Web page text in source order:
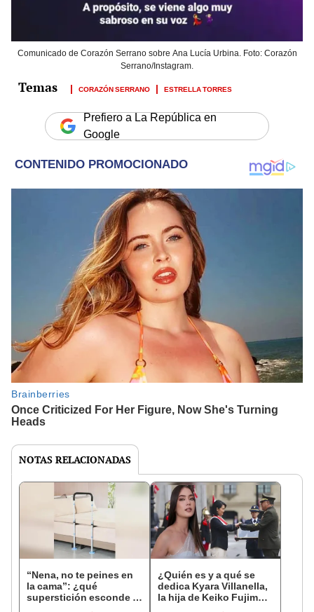
Comunicado de Corazón Serrano sobre Ana Lucía Urbina. Foto: Corazón
Serrano/Instagram.
CORAZÓN SERRANO ESTRELLA TORRES
Prefiero a La República en
Google
NOTAS RELACIONADAS
“Nena, no te peines en
la cama”: ¿qué
superstición esconde la
¿Quién es y a qué se
dedica Kyara Villanella,
la hija de Keiko Fujimori